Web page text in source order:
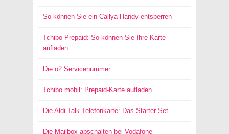
So können Sie ein Callya-Handy entsperren
Tchibo Prepaid: So können Sie Ihre Karte
aufladen
Die o2 Servicenummer
Tchibo mobil: Prepaid-Karte aufladen
Die Aldi Talk Telefonkarte: Das Starter-Set
Die Mailbox abschalten bei Vodafone